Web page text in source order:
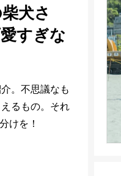
犬さ
すぎな
。不思議なも
るもの。それ
けを！